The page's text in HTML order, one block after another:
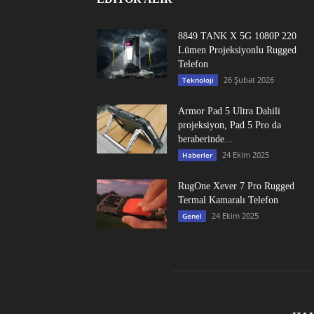
8849 TANK X 5G 1080P 220
Lümen Projeksiyonlu Rugged
Telefon
Teknoloji 26 Şubat 2026
Armor Pad 5 Ultra Dahili
projeksiyon, Pad 5 Pro da
beraberinde...
Haberler 24 Ekim 2025
RugOne Xever 7 Pro Rugged
Termal Kamaralı Telefon
Genel 24 Ekim 2025